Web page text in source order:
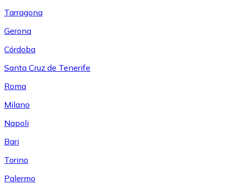
Tarragona
Gerona
Córdoba
Santa Cruz de Tenerife
Roma
Milano
Napoli
Bari
Torino
Palermo